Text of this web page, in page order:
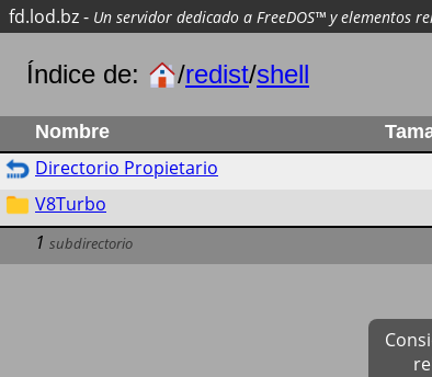
fd.lod.bz- Un servidor dedicado a FreeDOS™ y elementos
Índice de: /redist/shell
Nombre
Directorio Propietario
V8Turbo
1 subdirectorio